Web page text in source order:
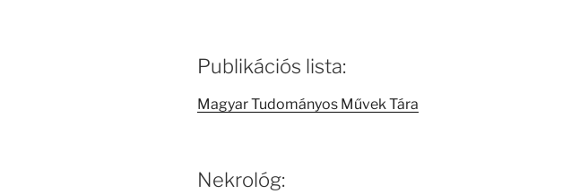
Publikációs lista:
Magyar Tudományos Művek Tára
Nekrológ: